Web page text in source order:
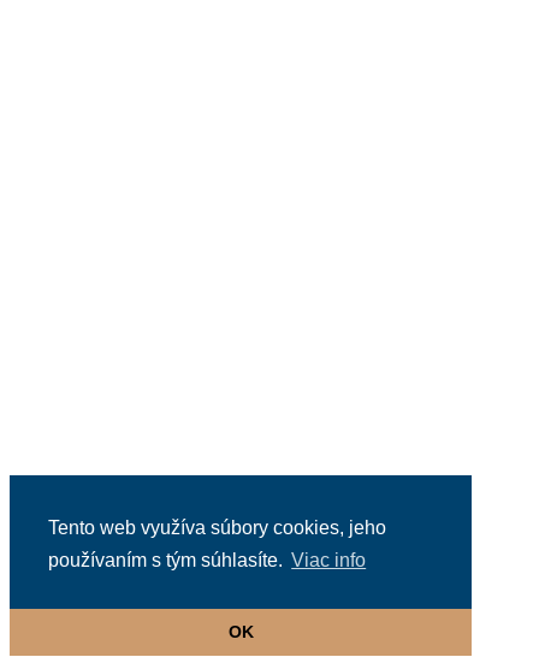
Tento web využíva súbory cookies, jeho
používaním s tým súhlasíte. Viac info
OK